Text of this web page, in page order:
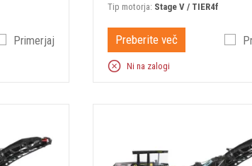
Primerjaj
Tip motorja: Stage V / TIER4f
Preberite več
Ni na zalogi